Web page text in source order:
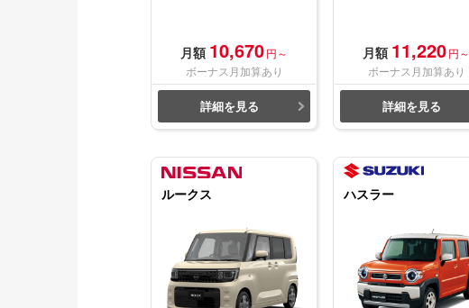
月額 10,670円～
ボーナス月加算あり
詳細を見る
月額 11,220円～
ボーナス月加算あり
詳細を見る
ルークス ハスラー